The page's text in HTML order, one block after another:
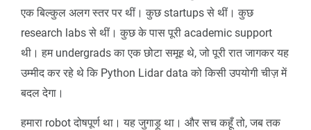
एक बिल्कुल अलग स्तर पर थीं। कुछ startups से थीं। कुछ
research labs से थीं। कुछ के पास पूरी academic support
थी। हम undergrads का एक छोटा समूह थे, जो पूरी रात जागकर यह
उम्मीद कर रहे थे कि Python Lidar data को किसी उपयोगी चीज़ में
बदल देगा।
हमारा robot दोषपूर्ण था। यह जुगाड़ू था। और सच कहूँ तो, जब तक